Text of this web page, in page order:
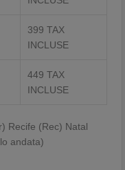
399 TAX
INCLUSE
449 TAX
INCLUSE
Recife (Rec) Natal
andata)